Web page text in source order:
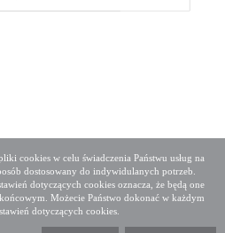
cookies w celu świadczenia Państwu usług na
dostosowany do indywidulanych potrzeb.
dotyczących cookies oznacza, że będą one
Możecie Państwo dokonać w każdym
dotyczących cookies.
Mapa serwisu
Twitter Facebook Linkedin